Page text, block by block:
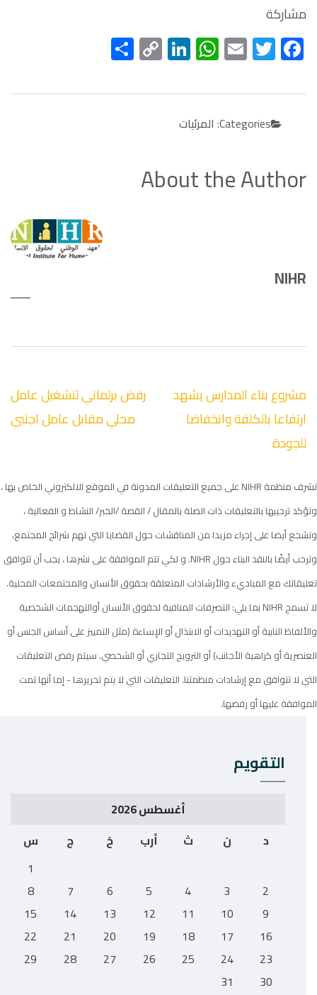
مشاركة
Facebook
Twitter
Email
WhatsApp
LinkedIn
Copy
Link
Categories: المرئيات
About the Author
NIHR
تصفّح
المقالات
مشروع بناء المدارس يشهد
ارتفاعا بالكلفة وانخفاضا
للجودة
رفض برلماني لتشغيل عامل
محلي مقابل عامل اجنبي
تشرف منظمة NIHR على جميع التعليقات المدونة في الموقع الالكتروني الخاص بها ،
وتؤكد ترحيبها بالتعليقات ذات الصلة بالمقال / القصة /الخبر/ النشاط و الفعالية ،
وتشجع أيضا على إجراء مزيدا من المناقشات حول القضايا التي تهم شرائح المجتمع،
وترحب أيضًا بالنقد البناء حول NIHR. و لكي تتم الموافقة على نشرها ، يجب أن تتوافق
تعليقاتك مع المباديء والأرشادات المتعلقة بحقوق الأنسان والمجتمعات المحلية.
لا تسمح NIHR بما يلي: التصرفات المنافية لحقوق الأنسان أوالتهجمات الشخصية
والألفاظ النابية أو التهديدات أو الابتذال أو الإساءة (مثل التمييز على أساس الجنس أو
العنصرية أو كراهية الأجانب) أو الترويج التجاري أو الشخصي. سيتم رفض التعليقات
التي لا تتوافق مع إرشادات منظمتنا. التعليقات التي لا يتم تحريرها - إما أنها تمت
الموافقة عليها أو رفضها.
التقويم
أغسطس 2026
د
ن ث أرب خ ج
س
1
2
3
4
5
6
7
8
9
10
11
12
13
14
15
16
17
18
19
20
21
22
23
24
25
26
27
28
29
30
31